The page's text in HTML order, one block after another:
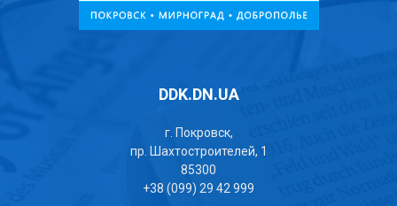
DDK.DN.UA
г. Покровск,
пр. Шахтостроителей, 1
85300
+38 (099) 29 42 999